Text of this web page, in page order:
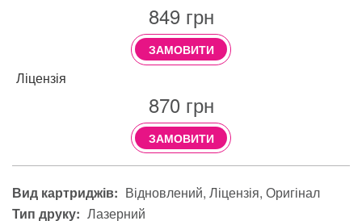
849грн
ЗАМОВИТИ
Ліцензія
870грн
ЗАМОВИТИ
Вид картриджів: Відновлений Ліцензія Оригінал
Тип друку: Лазерний